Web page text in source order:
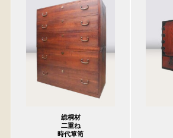
総桐材
二重ね
時代箪笥